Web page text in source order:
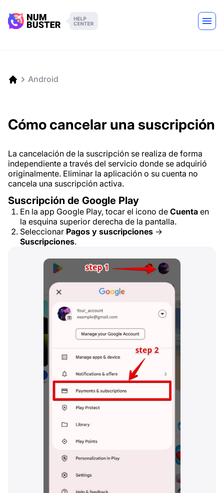
Android
Cómo cancelar una suscripción
La cancelación de la suscripción se realiza de forma
independiente a través del servicio donde se adquirió
originalmente. Eliminar la aplicación o su cuenta no
cancela una suscripción activa.
Suscripción de Google Play
En la app Google Play, tocar el icono de Cuenta en
la esquina superior derecha de la pantalla.
Seleccionar Pagos y suscripciones →
Suscripciones.